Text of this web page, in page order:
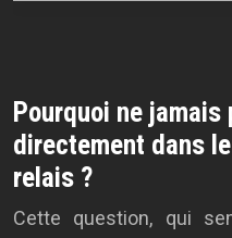
Pourquoi ne
directement dans
relais ?
Cette question, qui